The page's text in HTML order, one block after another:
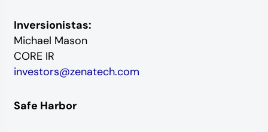
Inversionistas:
Michael Mason
CORE IR
investors@zenatech.com
Safe Harbor